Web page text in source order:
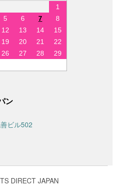
1
5 6 7
8
12 13 14
15
19 20 21
22
26 27 28
29
ン
ビル502
DIRECT JAPAN